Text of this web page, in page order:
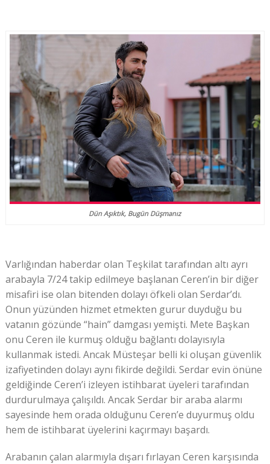
Dün Aşıktık, Bugün Düşmanız
Varlığından haberdar olan Teşkilat tarafından altı ayrı
arabayla 7/24 takip edilmeye başlanan Ceren’in bir diğer
misafiri ise olan bitenden dolayı öfkeli olan Serdar’dı.
Onun yüzünden hizmet etmekten gurur duyduğu bu
vatanın gözünde “hain” damgası yemişti. Mete Başkan
onu Ceren ile kurmuş olduğu bağlantı dolayısıyla
kullanmak istedi. Ancak Müsteşar belli ki oluşan güvenlik
izafiyetinden dolayı aynı fikirde değildi. Serdar evin önüne
geldiğinde Ceren’i izleyen istihbarat üyeleri tarafından
durdurulmaya çalışıldı. Ancak Serdar bir araba alarmı
sayesinde hem orada olduğunu Ceren’e duyurmuş oldu
hem de istihbarat üyelerini kaçırmayı başardı.
Arabanın çalan alarmıyla dışarı fırlayan Ceren karşısında